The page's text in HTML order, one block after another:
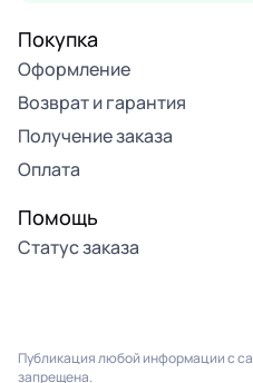
Покупка
Оформление
Возврат и гарантия
Получение заказа
Оплата
Помощь
Статус заказа
Публикация любой информации с
запрещена.